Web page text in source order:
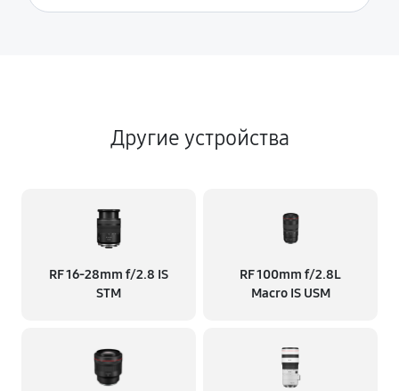
Другие устройства
RF 16‑28mm f/2.8 IS
STM
RF 100mm f/2.8L
Macro IS USM